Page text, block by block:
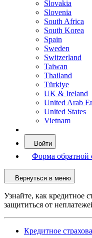
Slovakia
Slovenia
South Africa
South Korea
Spain
Sweden
Switzerland
Taiwan
Thailand
Türkiye
UK & Ireland
United Arab
United States
Vietnam
Войти
Форма обратной
Вернуться в меню
Узнайте, как кредитное
защититься от
Кредитное